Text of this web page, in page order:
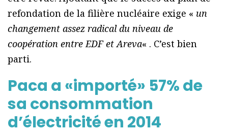
refondation de la filière nucléaire exige « un
changement assez radical du niveau de
coopération entre EDF et Areva« . C’est bien
parti.
Paca a «importé» 57% de
sa consommation
d’électricité en 2014